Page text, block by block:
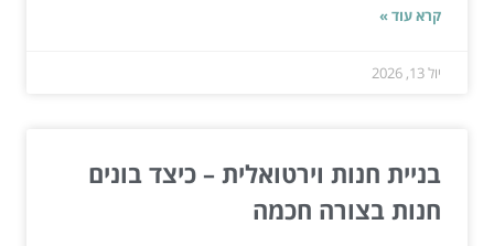
קרא עוד »
יול 13, 2026
בניית חנות וירטואלית – כיצד בונים
חנות בצורה חכמה